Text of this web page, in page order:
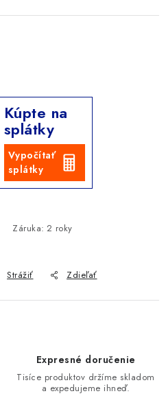
Kúpte na
splátky
Vypočítať
splátky
Záruka: 2 roky
Strážiť Zdieľať
Expresné doručenie
Tisíce produktov držíme skladom
a expedujeme ihneď.